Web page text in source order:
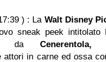
) : La Walt Disney
sneak peek intitolato
da Cenerentola,
attori in carne ed ossa